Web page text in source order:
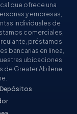
que ofrece una
y empresas,
individuales de
comerciales,
préstamos
bancarias en línea,
ubicaciones
de Greater Abilene,